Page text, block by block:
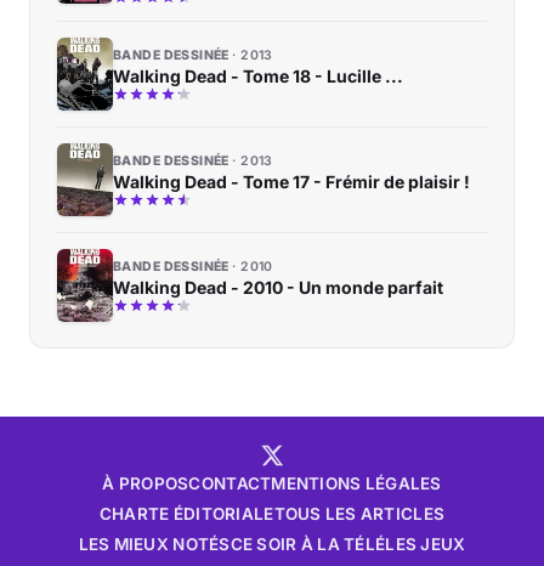
BANDE DESSINÉE 2013
Walking Dead - Tome 18 - Lucille ...
BANDE DESSINÉE 2013
Walking Dead - Tome 17 - Frémir de plaisir !
BANDE DESSINÉE 2010
Walking Dead - 2010 - Un monde parfait
À PROPOSCONTACTMENTIONS LÉGALES
CHARTE ÉDITORIALETOUS LES ARTICLES
LES MIEUX NOTÉSCE SOIR À LA TÉLÉLES JEUX